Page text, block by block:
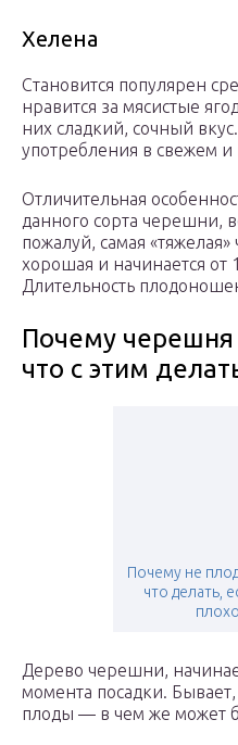
Хелена
Становится популярен
нравится за мясистые
них сладкий, сочный
употребления в свежем
Отличительная
данного сорта черешни,
пожалуй, самая
хорошая и начинается от
Длительность
Почему черешня
что с этим
Почему не
что делать,
Дерево черешни,
момента посадки.
плоды — в чем же может